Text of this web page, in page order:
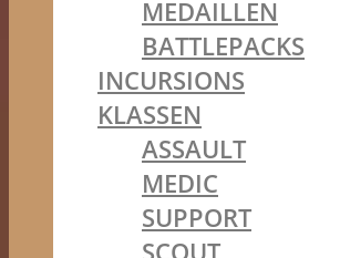
MEDAILLEN
BATTLEPACKS
INCURSIONS
KLASSEN
ASSAULT
MEDIC
SUPPORT